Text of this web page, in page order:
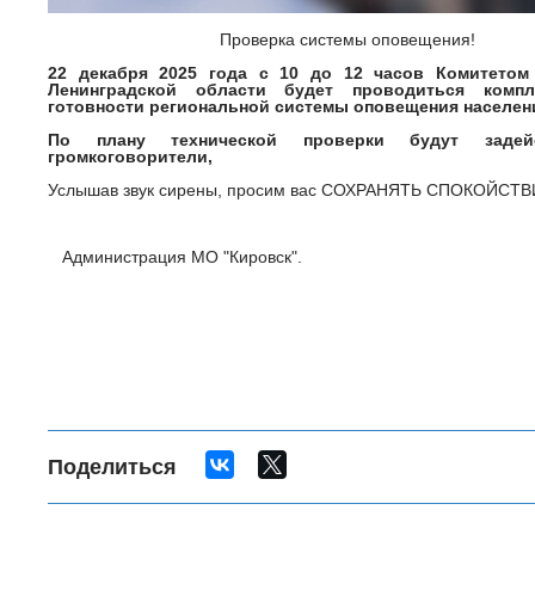
Проверка системы оповещения!
22 декабря 2025 года с 10 до 12 часов Комитетом
Ленинградской области будет проводиться
готовности региональной системы оповещения
По плану технической проверки будут
громкоговорители,
Услышав звук сирены, просим вас СОХРАНЯТЬ
Администрация МО "Кировск".
Поделиться